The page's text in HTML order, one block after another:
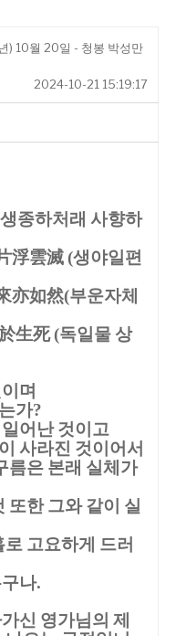
) 10월 20일 - 청봉 박성만
2024-10-21 15:19:17
생종하처래 사향하
浮雲滅(생야일편
亦如然(부운자체
生死(독일물 상
며
가?
어난 것이고
사라진 것이어서
름은 본래 실체가
또한 그와 같이 실
고요하게 드러
나.
신 영가님의 제